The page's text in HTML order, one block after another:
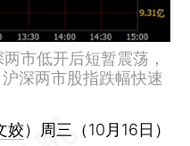
市低开后短暂震荡，
深两市股指跌幅快速
姣）
周三（10月16日）